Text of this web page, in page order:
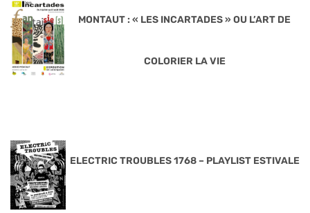
MONTAUT : « LES INCARTADES » OU L’ART DE
COLORIER LA VIE
ELECTRIC TROUBLES 1768 – PLAYLIST ESTIVALE